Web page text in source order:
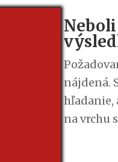
nájdená.
hľadanie,
na vrchu